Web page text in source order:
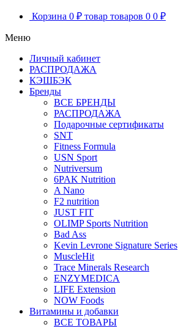
Корзина 0 ₽ товар товаров 0 0 ₽
Меню
Личный кабинет
РАСПРОДАЖА
КЭШБЭК
Бренды
ВСЕ БРЕНДЫ
РАСПРОДАЖА
Подарочные сертификаты
SNT
Fitness Formula
USN Sport
Nutriversum
6PAK Nutrition
A Nano
F2 nutrition
JUST FIT
OLIMP Sports Nutrition
Bad Ass
Kevin Levrone Signature Series
MuscleHit
Trace Minerals Research
ENZYMEDICA
LIFE Extension
NOW Foods
Витамины и добавки
ВСЕ ТОВАРЫ